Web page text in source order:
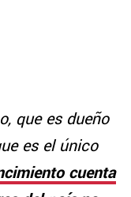
que es dueño
es el único
cuenta